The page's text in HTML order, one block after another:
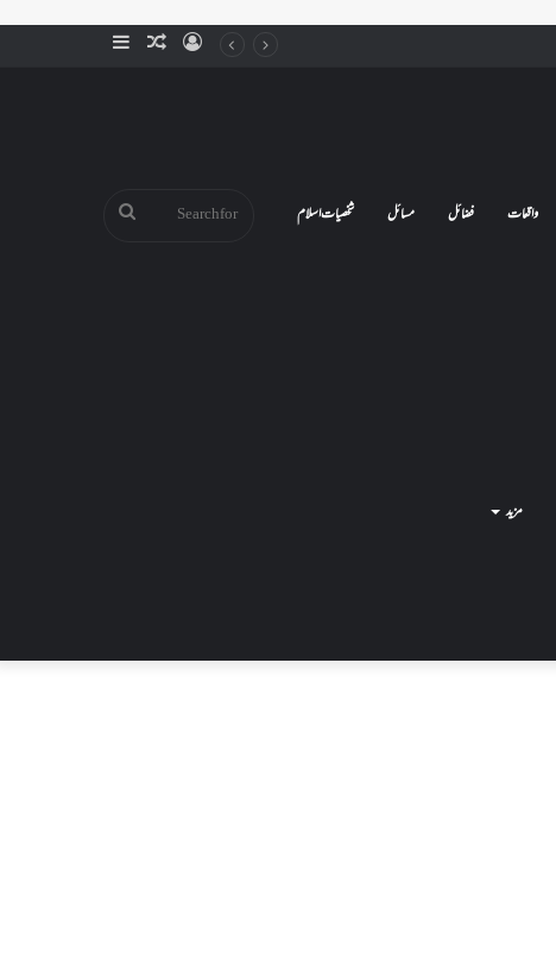
SidebarRandomLog
واقعات فضائل مسائل شخصیات اسلام
مزید
Search